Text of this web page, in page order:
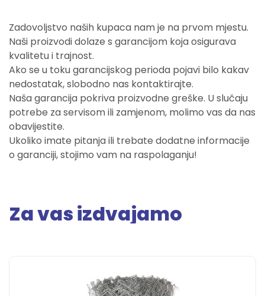
Zadovoljstvo naših kupaca nam je na prvom mjestu.
Naši proizvodi dolaze s garancijom koja osigurava
kvalitetu i trajnost.
Ako se u toku garancijskog perioda pojavi bilo kakav
nedostatak, slobodno nas kontaktirajte.
Naša garancija pokriva proizvodne greške. U slučaju
potrebe za servisom ili zamjenom, molimo vas da nas
obavijestite.
Ukoliko imate pitanja ili trebate dodatne informacije
o garanciji, stojimo vam na raspolaganju!
Za vas izdvajamo